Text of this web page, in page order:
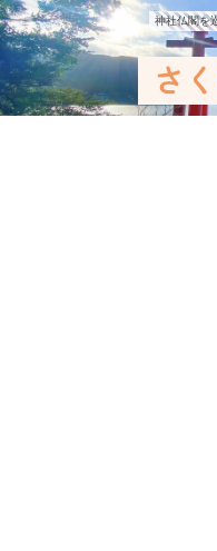
神社仏閣を